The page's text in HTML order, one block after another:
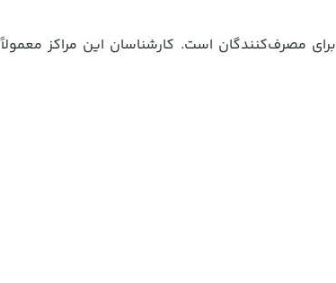
برای مصرف‌کنندگان است. کارشناسان این مراکز معمولاً